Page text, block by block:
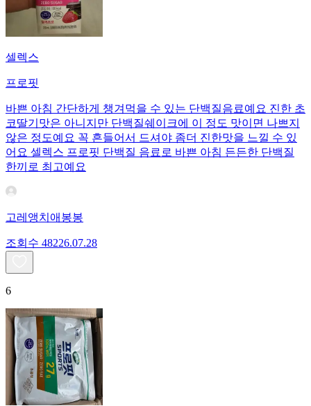
셀렉스
프로핏
바쁜 아침 간단하게 챙겨먹을 수 있는 단백질음료예요 진한 초
코딸기맛은 아니지만 단백질쉐이크에 이 정도 맛이면 나쁘지
않은 정도예요 꼭 흔들어서 드셔야 좀더 진한맛을 느낄 수 있
어요 셀렉스 프로핏 단백질 음료로 바쁜 아침 든든한 단백질
한끼로 최고예요
고레앵치애봉봉
조회수 48226.07.28
6